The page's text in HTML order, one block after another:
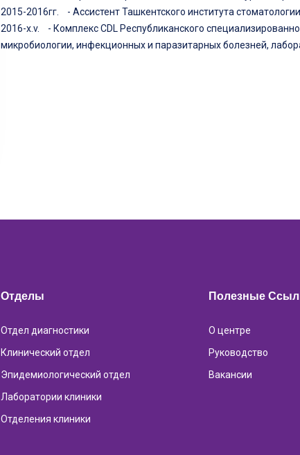
2015-2016гг. - Ассистент Ташкентского института
2016-х.v. - Комплекс CDL Республиканского
микробиологии, инфекционных и паразитарных болезней,
Отделы
Отдел диагностики
Клинический отдел
Эпидемиологический отдел
Лаборатории клиники
Отделения клиники
Полезные
О центре
Руководство
Вакансии